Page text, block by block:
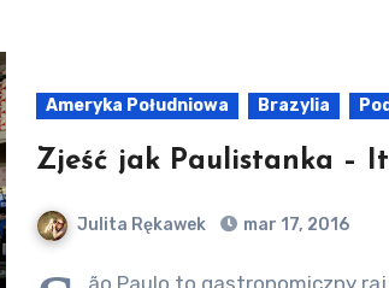
Ameryka Południowa Brazylia
Zjeść jak Paulistanka –
Julita Rękawek mar 17, 2016
ão Paulo to gastronomiczny